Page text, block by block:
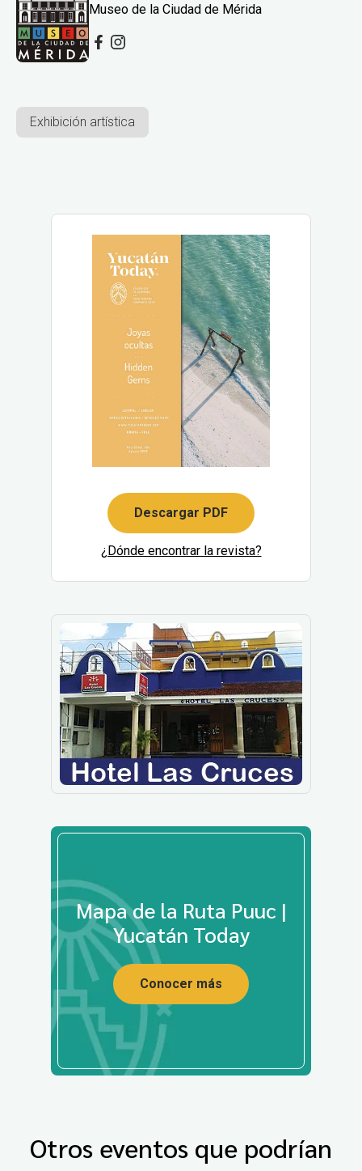
Museo de la Ciudad de Mérida
Exhibición artística
Descargar PDF
¿Dónde encontrar la revista?
Mapa de la Ruta Puuc |
Yucatán Today
Conocer más
Otros eventos que podrían